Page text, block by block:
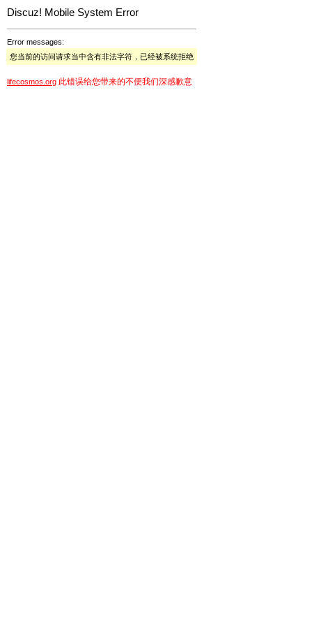
Discuz! Mobile System Error
Error messages:
您当前的访问请求当中含有非法字符，已经被系统拒绝
lifecosmos.org 此错误给您带来的不便我们深感歉意